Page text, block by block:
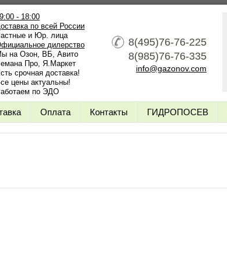
- 18:00
по всей России
и Юр. лица
дилерство
на Озон, ВБ, Авито
Про, Я.Маркет
срочная доставка!
цены актуальны!
по ЭДО
8(495)76-76-225
8(985)76-76-335
info@gazonov.com
Оплата Контакты ГИДРОПОСЕВ